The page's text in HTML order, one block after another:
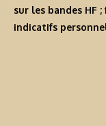
sur les bandes HF
indicatifs